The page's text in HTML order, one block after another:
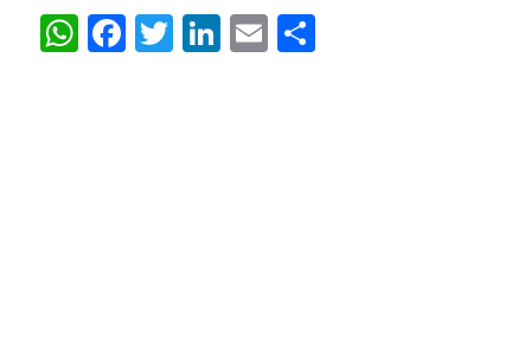
WhatsApp
Facebook
Twitter
LinkedIn
Email